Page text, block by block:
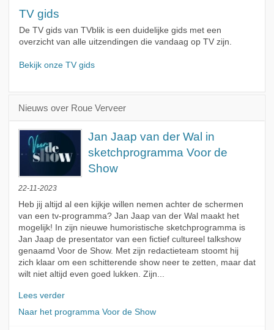
TV gids
De TV gids van TVblik is een duidelijke gids met een
overzicht van alle uitzendingen die vandaag op TV zijn.
Bekijk onze TV gids
Nieuws over Roue Verveer
Jan Jaap van der Wal in
sketchprogramma Voor de
Show
22-11-2023
Heb jij altijd al een kijkje willen nemen achter de schermen
van een tv-programma? Jan Jaap van der Wal maakt het
mogelijk! In zijn nieuwe humoristische sketchprogramma is
Jan Jaap de presentator van een fictief cultureel talkshow
genaamd Voor de Show. Met zijn redactieteam stoomt hij
zich klaar om een schitterende show neer te zetten, maar dat
wilt niet altijd even goed lukken. Zijn...
Lees verder
Naar het programma Voor de Show